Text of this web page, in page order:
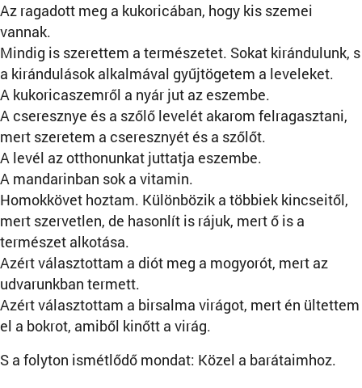
Az ragadott meg a kukoricában, hogy kis szemei
vannak.
Mindig is szerettem a természetet. Sokat kirándulunk, s
a kirándulások alkalmával gyűjtögetem a leveleket.
A kukoricaszemről a nyár jut az eszembe.
A cseresznye és a szőlő levelét akarom felragasztani,
mert szeretem a cseresznyét és a szőlőt.
A levél az otthonunkat juttatja eszembe.
A mandarinban sok a vitamin.
Homokkövet hoztam. Különbözik a többiek kincseitől,
mert szervetlen, de hasonlít is rájuk, mert ő is a
természet alkotása.
Azért választottam a diót meg a mogyorót, mert az
udvarunkban termett.
Azért választottam a birsalma virágot, mert én ültettem
el a bokrot, amiből kinőtt a virág.
S a folyton ismétlődő mondat: Közel a barátaimhoz.